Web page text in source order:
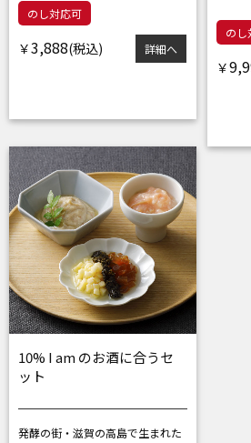
のし対応可
￥3,888 詳細へ
のし
￥
10% I am のお酒に合うセ
ット
発酵の街・滋賀の高島で生まれた